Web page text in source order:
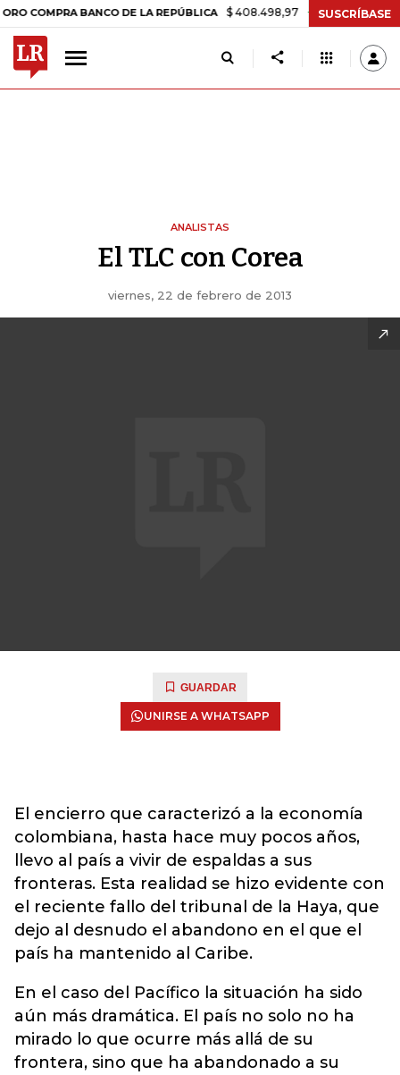
BANCO DE LA REPÚBLICA $ 408.498,97 +$ 8.753,81 +2,19%
SUSCRÍBASE
ANALISTAS
El TLC con Corea
viernes, 22 de febrero de 2013
GUARDAR
UNIRSE A WHATSAPP
El encierro que caracterizó a la economía
colombiana, hasta hace muy pocos años,
llevo al país a vivir de espaldas a sus
fronteras. Esta realidad se hizo evidente con
el reciente fallo del tribunal de la Haya, que
dejo al desnudo el abandono en el que el
país ha mantenido al Caribe.
En el caso del Pacífico la situación ha sido
aún más dramática. El país no solo no ha
mirado lo que ocurre más allá de su
frontera, sino que ha abandonado a su